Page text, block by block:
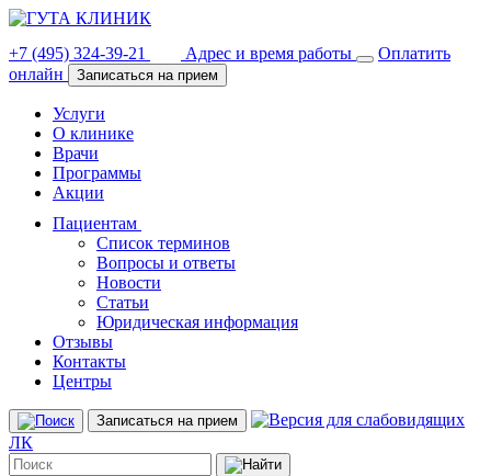
+7 (495) 324-39-21 Адрес и время работы
Оплатить
онлайн
Записаться на прием
Услуги
О клинике
Врачи
Программы
Акции
Пациентам
Список терминов
Вопросы и ответы
Новости
Статьи
Юридическая информация
Отзывы
Контакты
Центры
Записаться на прием
ЛК